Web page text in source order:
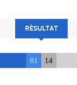
RÉSULTAT
81 14